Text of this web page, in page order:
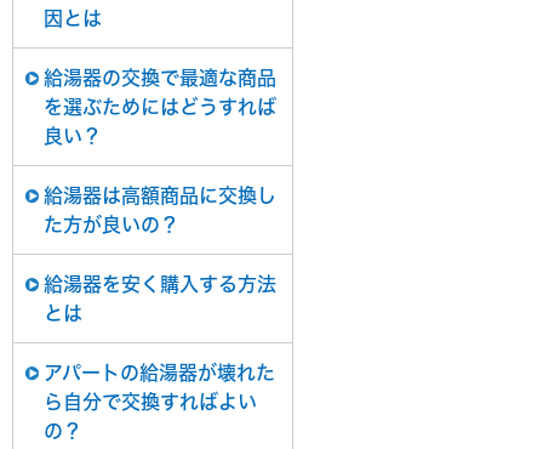
因とは
給湯器の交換で最適な商品
を選ぶためにはどうすれば
良い？
給湯器は高額商品に交換し
た方が良いの？
給湯器を安く購入する方法
とは
アパートの給湯器が壊れた
ら自分で交換すればよい
の？